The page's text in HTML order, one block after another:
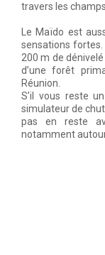
travers les
Le Maïdo est
sensations fortes.
200 m de
d’une forêt
Réunion.
S’il vous reste
simulateur de
pas en reste
notamment